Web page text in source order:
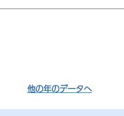
他の年のデータへ